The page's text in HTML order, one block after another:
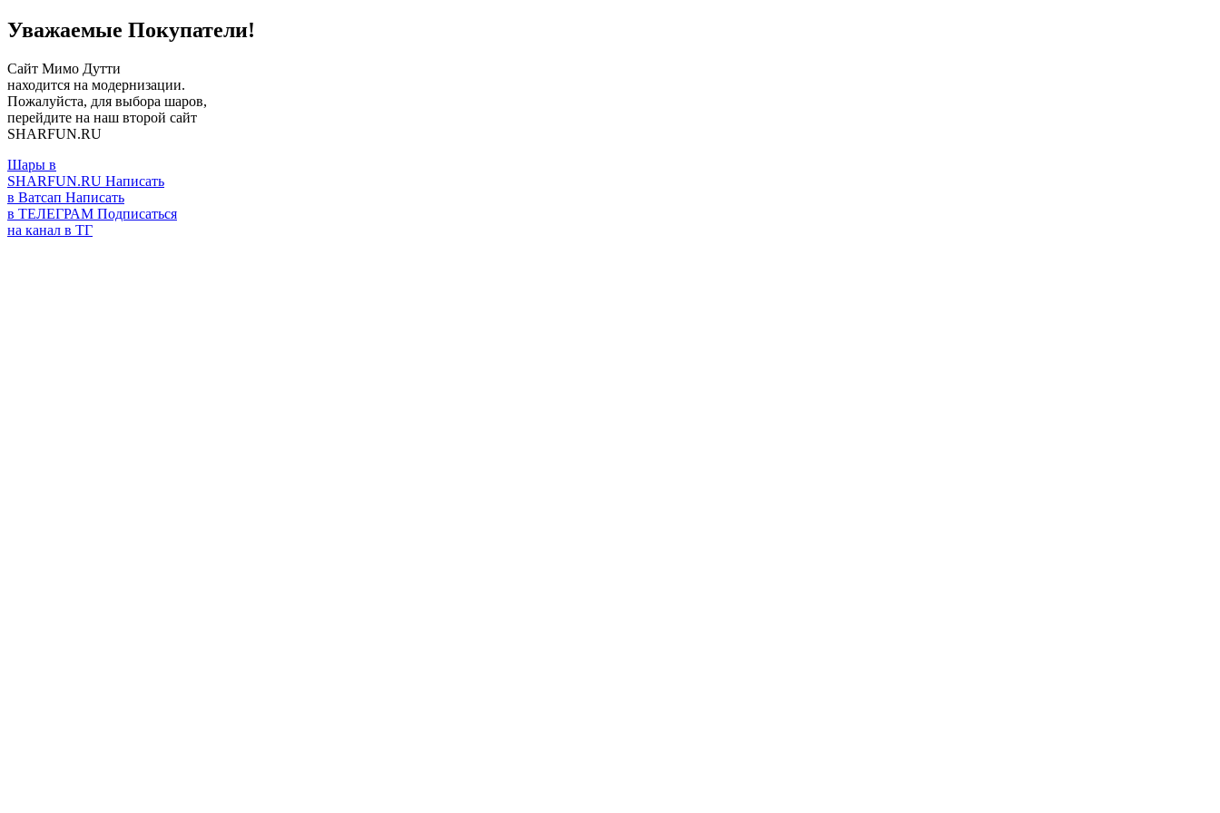
Уважаемые Покупатели!
Сайт Мимо Дутти
находится на модернизации.
Пожалуйста, для выбора шаров,
перейдите на наш второй сайт
SHARFUN.RU
Шары в
SHARFUN.RU Написать
в Ватсап Написать
в ТЕЛЕГРАМ Подписаться
на канал в ТГ